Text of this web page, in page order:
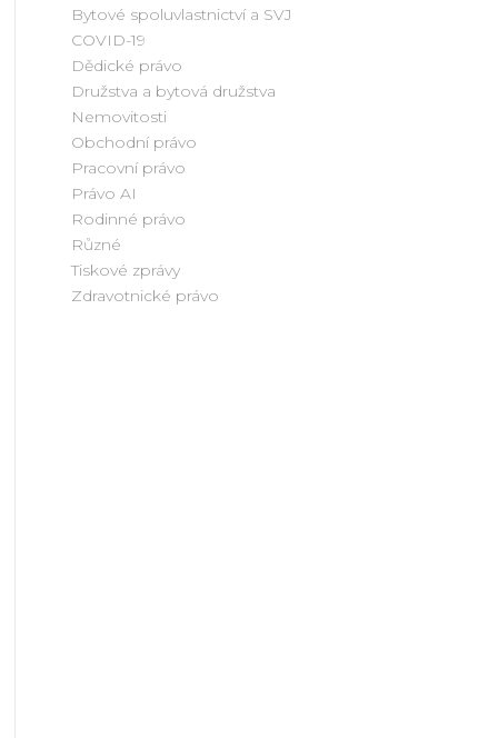
Bytové spoluvlastnictví a SVJ
COVID-19
Dědické právo
Družstva a bytová družstva
Nemovitosti
Obchodní právo
Pracovní právo
Právo AI
Rodinné právo
Různé
Tiskové zprávy
Zdravotnické právo